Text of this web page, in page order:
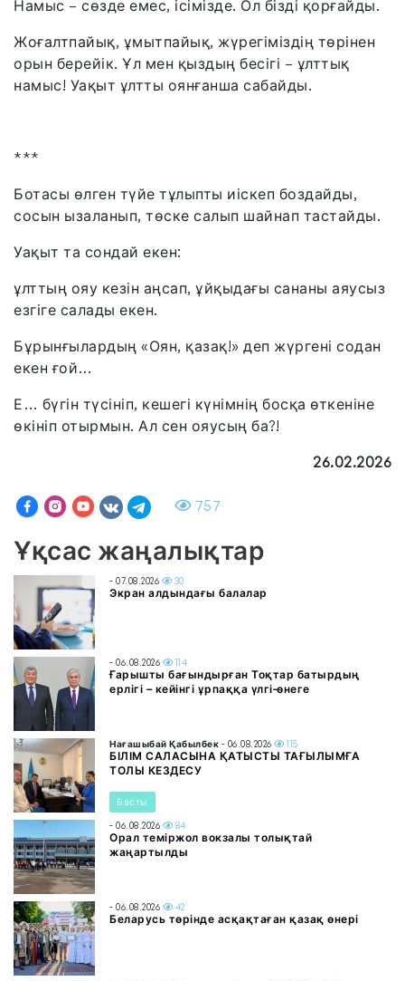
Намыс – сөзде емес, ісімізде. Ол бізді қорғайды.
Жоғалтпайық, ұмытпайық, жүрегіміздің төрінен
орын берейік. Ұл мен қыздың бесігі – ұлттық
намыс! Уақыт ұлтты оянғанша сабайды.
***
Ботасы өлген түйе тұлыпты иіскеп боздайды,
сосын ызаланып, төске салып шайнап тастайды.
Уақыт та сондай екен:
ұлттың ояу кезін аңсап, ұйқыдағы сананы аяусыз
езгіге салады екен.
Бұрынғылардың «Оян, қазақ!» деп жүргені содан
екен ғой…
Е… бүгін түсініп, кешегі күнімнің босқа өткеніне
өкініп отырмын. Ал сен ояусың ба?!
26.02.2026
757
Ұқсас жаңалықтар
- 07.08.2026 30
Экран алдындағы балалар
- 06.08.2026 114
Ғарышты бағындырған Тоқтар батырдың
ерлігі – кейінгі ұрпаққа үлгі-өнеге
Нағашыбай Қабылбек - 06.08.2026 115
БІЛІМ САЛАСЫНА ҚАТЫСТЫ ТАҒЫЛЫМҒА
ТОЛЫ КЕЗДЕСУ
Басты
- 06.08.2026 84
Орал теміржол вокзалы толықтай
жаңартылды
- 06.08.2026 42
Беларусь төрінде асқақтаған қазақ өнері